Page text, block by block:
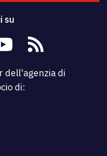
su
dell'agenzia di
di: